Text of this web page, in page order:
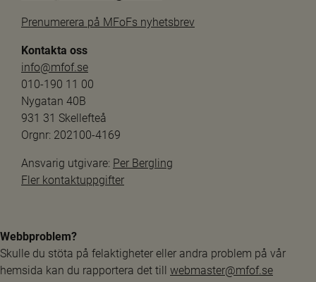
Prenumerera på MFoFs nyhetsbrev
Kontakta oss
info@mfof.se
010-190 11 00
Nygatan 40B
931 31 Skellefteå
Orgnr: 202100-4169
Ansvarig utgivare: Per Bergling
Fler kontaktuppgifter
Webbproblem?
Skulle du stöta på felaktigheter eller andra problem på vår
hemsida kan du rapportera det till webmaster@mfof.se